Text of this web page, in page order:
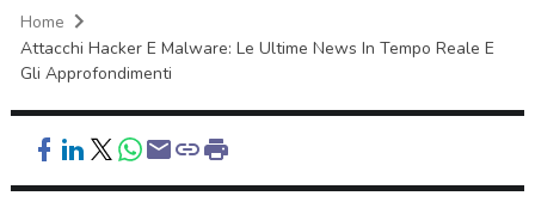
Home
Attacchi Hacker E Malware: Le Ultime News In Tempo Reale E
Gli Approfondimenti